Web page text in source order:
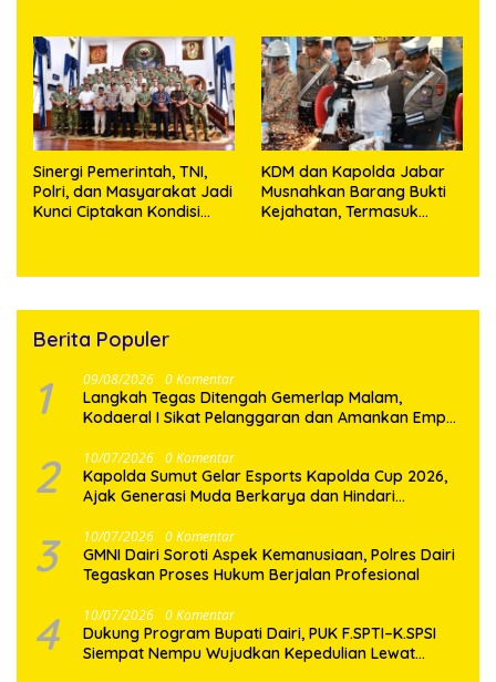
Sinergi Pemerintah, TNI,
Polri, dan Masyarakat Jadi
Kunci Ciptakan Kondisi
KDM dan Kapolda Jabar
Musnahkan Barang Bukti
Kejahatan, Termasuk
Berita Populer
1 09/08/2026 0 Komentar
Langkah Tegas Ditengah Gemerlap Malam,
Kodaeral I Sikat Pelanggaran dan Amankan Empat
2 10/07/2026 0 Komentar
Kapolda Sumut Gelar Esports Kapolda Cup 2026,
Ajak Generasi Muda Berkarya dan Hindari
3 10/07/2026 0 Komentar
GMNI Dairi Soroti Aspek Kemanusiaan, Polres Dairi
Tegaskan Proses Hukum Berjalan Profesional
4 10/07/2026 0 Komentar
Dukung Program Bupati Dairi, PUK F.SPTI–K.SPSI
Siempat Nempu Wujudkan Kepedulian Lewat